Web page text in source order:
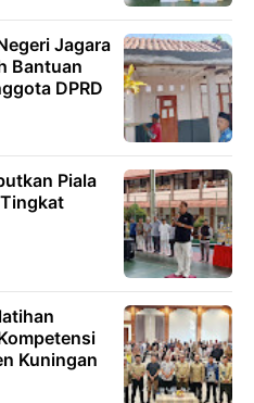
Jagara
Bantuan
DPRD
Piala
Kuningan